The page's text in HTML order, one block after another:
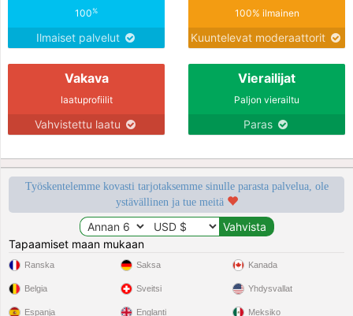
100%
Ilmaiset palvelut
100% ilmainen
Kuuntelevat moderaattorit
Vakava
laatuprofiilit
Vahvistettu laatu
Vierailijat
Paljon vierailtu
Paras
Työskentelemme kovasti tarjotaksemme sinulle parasta palvelua, ole
ystävällinen ja tue meitä
Tapaamiset maan mukaan
Ranska
Belgia
Espanja
Saksa
Sveitsi
Englanti
Kanada
Yhdysvallat
Meksiko